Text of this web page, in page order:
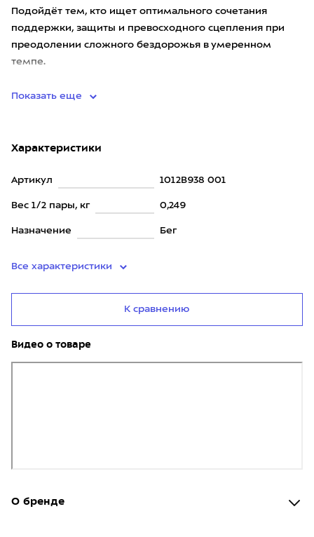
Подойдёт тем, кто ищет оптимального сочетания
поддержки, защиты и превосходного сцепления при
преодолении сложного бездорожья в умеренном
темпе.
Показать еще
Характеристики
Артикул 1012B938 001
Вес 1/2 пары, кг 0,249
Назначение Бег
Все характеристики
К сравнению
Видео о товаре
О бренде